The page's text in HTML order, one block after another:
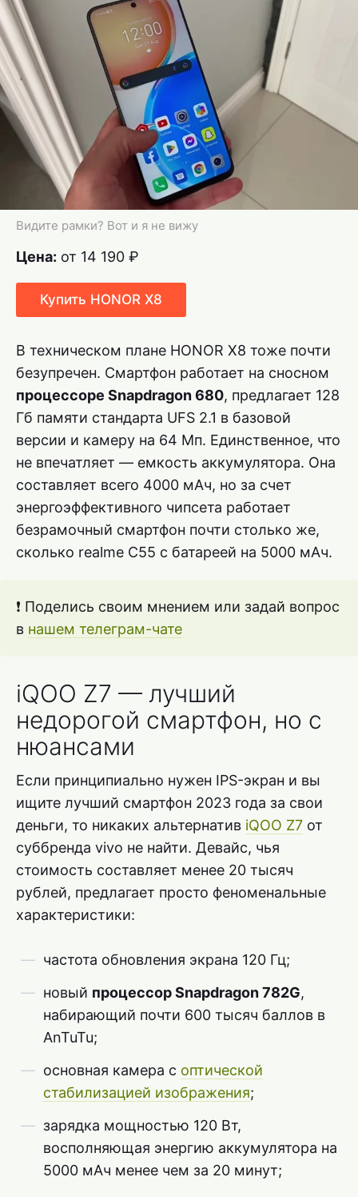
Видите рамки? Вот и я не вижу
Цена: от 14 190 ₽
Купить HONOR X8
В техническом плане HONOR X8 тоже почти
безупречен. Смартфон работает на сносном
процессоре Snapdragon 680, предлагает 128
Гб памяти стандарта UFS 2.1 в базовой
версии и камеру на 64 Мп. Единственное, что
не впечатляет — емкость аккумулятора. Она
составляет всего 4000 мАч, но за счет
энергоэффективного чипсета работает
безрамочный смартфон почти столько же,
сколько realme C55 с батареей на 5000 мАч.
❗ Поделись своим мнением или задай вопрос
в нашем телеграм-чате
iQOO Z7 — лучший
недорогой смартфон, но с
нюансами
Если принципиально нужен IPS-экран и вы
ищите лучший смартфон 2023 года за свои
деньги, то никаких альтернатив iQOO Z7 от
суббренда vivo не найти. Девайс, чья
стоимость составляет менее 20 тысяч
рублей, предлагает просто феноменальные
характеристики:
частота обновления экрана 120 Гц;
новый процессор Snapdragon 782G,
набирающий почти 600 тысяч баллов в
AnTuTu;
основная камера с оптической
стабилизацией изображения;
зарядка мощностью 120 Вт,
восполняющая энергию аккумулятора на
5000 мАч менее чем за 20 минут;